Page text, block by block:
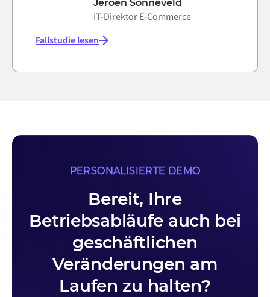
Jeroen Sonneveld
IT-Direktor E-Commerce
Fallstudie lesen
PERSONALISIERTE DEMO
Bereit, Ihre
Betriebsabläufe auch bei
geschäftlichen
Veränderungen am
Laufen zu halten?